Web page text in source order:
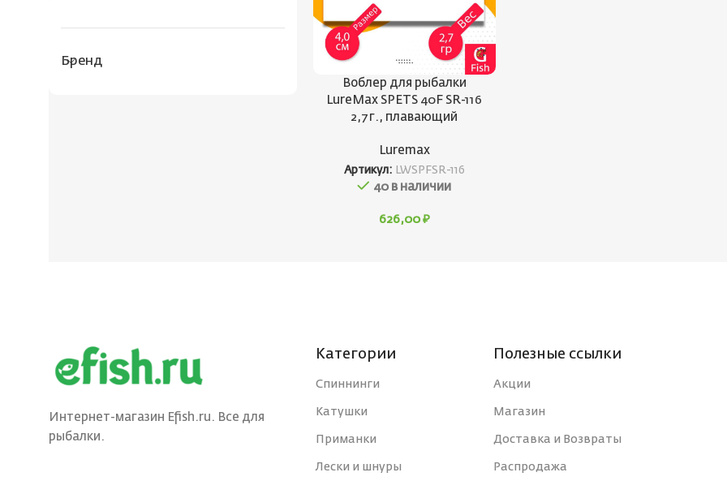
Бренд
Воблер для рыбалки
LureMax SPETS 40F SR-116
2,7 г., плавающий
Luremax
Артикул: LWSPFSR-116
40 в наличии
626,00 ₽
Интернет-магазин Efish.ru. Все для
рыбалки.
Категории
Спиннинги
Катушки
Приманки
Лески и шнуры
Полезные ссылки
Акции
Магазин
Доставка и Возвраты
Распродажа